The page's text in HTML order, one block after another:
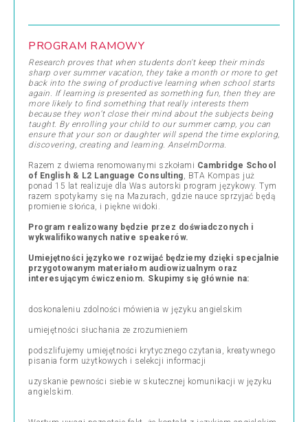
PROGRAM RAMOWY
Research proves that when students don't keep their minds
sharp over summer vacation, they take a month or more to get
back into the swing of productive learning when school starts
again. If learning is presented as something fun, then they are
more likely to find something that really interests them
because they won’t close their mind about the subjects being
taught. By enrolling your child to our summer camp, you can
ensure that your son or daughter will spend the time exploring,
discovering, creating and learning. AnselmDorma.
Razem z dwiema renomowanymi szkołami Cambridge School
of English & L2 Language Consulting, BTA Kompas już
ponad 15 lat realizuje dla Was autorski program językowy. Tym
razem spotykamy się na Mazurach, gdzie nauce sprzyjać będą
promienie słońca, i piękne widoki.
Program realizowany będzie przez doświadczonych i
wykwalifikowanych native speakerów.
Umiejętności językowe rozwijać będziemy dzięki specjalnie
przygotowanym materiałom audiowizualnym oraz
interesującym ćwiczeniom. Skupimy się głównie na:
doskonaleniu zdolności mówienia w języku angielskim
umiejętności słuchania ze zrozumieniem
podszlifujemy umiejętności krytycznego czytania, kreatywnego
pisania form użytkowych i selekcji informacji
uzyskanie pewności siebie w skutecznej komunikacji w języku
angielskim.